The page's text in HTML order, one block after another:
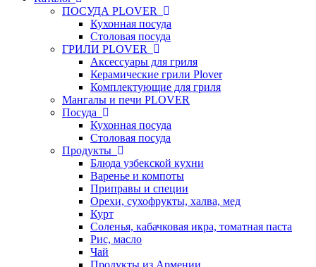
ПОСУДА PLOVER
Кухонная посуда
Столовая посуда
ГРИЛИ PLOVER
Аксессуары для гриля
Керамические грили Plover
Комплектующие для гриля
Мангалы и печи PLOVER
Посуда
Кухонная посуда
Столовая посуда
Продукты
Блюда узбекской кухни
Варенье и компоты
Приправы и специи
Орехи, сухофрукты, халва, мед
Курт
Соленья, кабачковая икра, томатная паста
Рис, масло
Чай
Продукты из Армении